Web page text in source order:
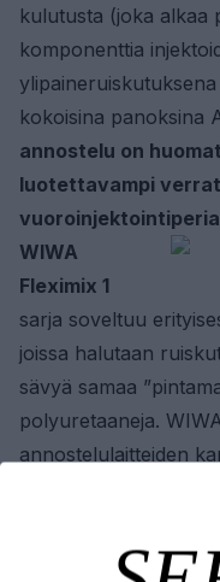
kulutusta (joka alkaa
komponenttia
kokoisina panoksina
annostelu on
luotettavampi
WIWA
Fleximix 1
sarja soveltuu
joissa halutaan
sävyä samaa
polyuretaaneja.
annostelulaitteiden
pumput olisivat